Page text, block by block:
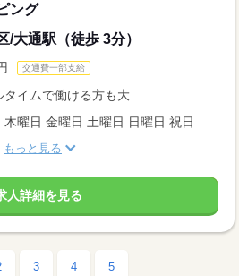
ング
/大通駅（徒歩 3分）
交通費一部支給
イムで働ける方も大...
木曜日 金曜日 土曜日 日曜日 祝日
もっと見る
人詳細を見る
3 4 5